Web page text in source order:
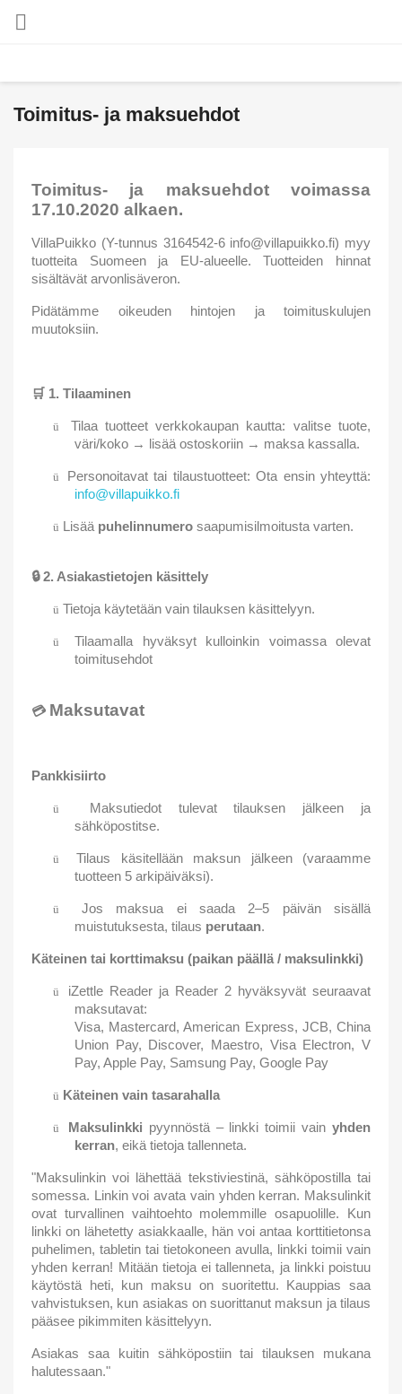

Toimitus- ja maksuehdot
Toimitus- ja maksuehdot voimassa
17.10.2020 alkaen.
VillaPuikko (Y-tunnus 3164542-6 info@villapuikko.fi) myy
tuotteita Suomeen ja EU-alueelle. Tuotteiden hinnat
sisältävät arvonlisäveron.
Pidätämme oikeuden hintojen ja toimituskulujen
muutoksiin.
🛒 1. Tilaaminen
ü
Tilaa tuotteet verkkokaupan kautta: valitse tuote,
väri/koko → lisää ostoskoriin → maksa kassalla.
ü
Personoitavat tai tilaustuotteet: Ota ensin yhteyttä:
info@villapuikko.fi
ü Lisää puhelinnumero saapumisilmoitusta varten.
🔒2. Asiakastietojen käsittely
ü Tietoja käytetään vain tilauksen käsittelyyn.
ü
Tilaamalla hyväksyt kulloinkin voimassa olevat
toimitusehdot
💳 Maksutavat
Pankkisiirto
ü
Maksutiedot tulevat tilauksen jälkeen ja
sähköpostitse.
ü
Tilaus käsitellään maksun jälkeen (varaamme
tuotteen 5 arkipäiväksi).
ü
Jos maksua ei saada 2–5 päivän sisällä
muistutuksesta, tilaus perutaan.
Käteinen tai korttimaksu (paikan päällä / maksulinkki)
ü
iZettle Reader ja Reader 2 hyväksyvät seuraavat
maksutavat:
Visa, Mastercard, American Express, JCB, China
Union Pay, Discover, Maestro, Visa Electron, V
Pay, Apple Pay, Samsung Pay, Google Pay
ü Käteinen vain tasarahalla
ü Maksulinkki pyynnöstä – linkki toimii vain yhden
kerran, eikä tietoja tallenneta.
"Maksulinkin voi lähettää tekstiviestinä, sähköpostilla tai
somessa. Linkin voi avata vain yhden kerran. Maksulinkit
ovat turvallinen vaihtoehto molemmille osapuolille. Kun
linkki on lähetetty asiakkaalle, hän voi antaa korttitietonsa
puhelimen, tabletin tai tietokoneen avulla, linkki toimii vain
yhden kerran! Mitään tietoja ei tallenneta, ja linkki poistuu
käytöstä heti, kun maksu on suoritettu. Kauppias saa
vahvistuksen, kun asiakas on suorittanut maksun ja tilaus
pääsee pikimmiten käsittelyyn.
Asiakas saa kuitin sähköpostiin tai tilauksen mukana
halutessaan."